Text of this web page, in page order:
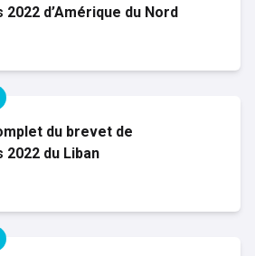
d’Amérique du Nord
du brevet de
du Liban